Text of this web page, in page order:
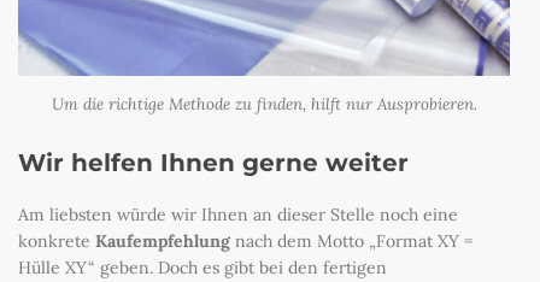
Um die richtige Methode zu finden, hilft nur Ausprobieren.
Wir helfen Ihnen gerne weiter
Am liebsten würde wir Ihnen an dieser Stelle noch eine
konkrete Kaufempfehlung nach dem Motto „Format XY =
Hülle XY“ geben. Doch es gibt bei den fertigen